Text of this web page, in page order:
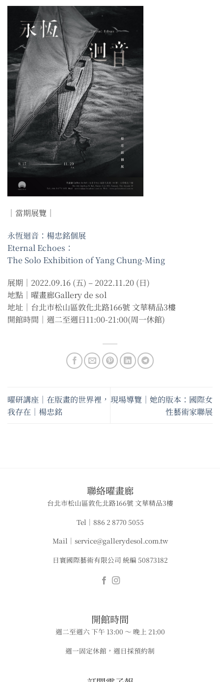
｜當期展覽｜
永恆迴音：楊忠銘個展
Eternal Echoes：
The Solo Exhibition of Yang Chung-Ming
展期｜2022.09.16 (五) – 2022.11.20 (日)
地點｜曜畫廊Gallery de sol
地址｜台北市松山區敦化北路166號 文華精品3樓
開館時間｜週二至週日11:00-21:00(周一休館)
曜研講座｜在版畫的世界裡，
我存在｜楊忠銘
現場導覽｜她的版本：國際女
性藝術家聯展
​聯絡曜畫廊
台北市松山區敦化北路166號 文華精品3樓
Tel｜886 2 8770 5055
Mail｜service@gallerydesol.com.tw
日寰國際藝術有限公司 統編 50873182
​​開館時間
週二至週六 下午 13:00 ～ 晚上 21:00
週一固定休館，週日採預約制